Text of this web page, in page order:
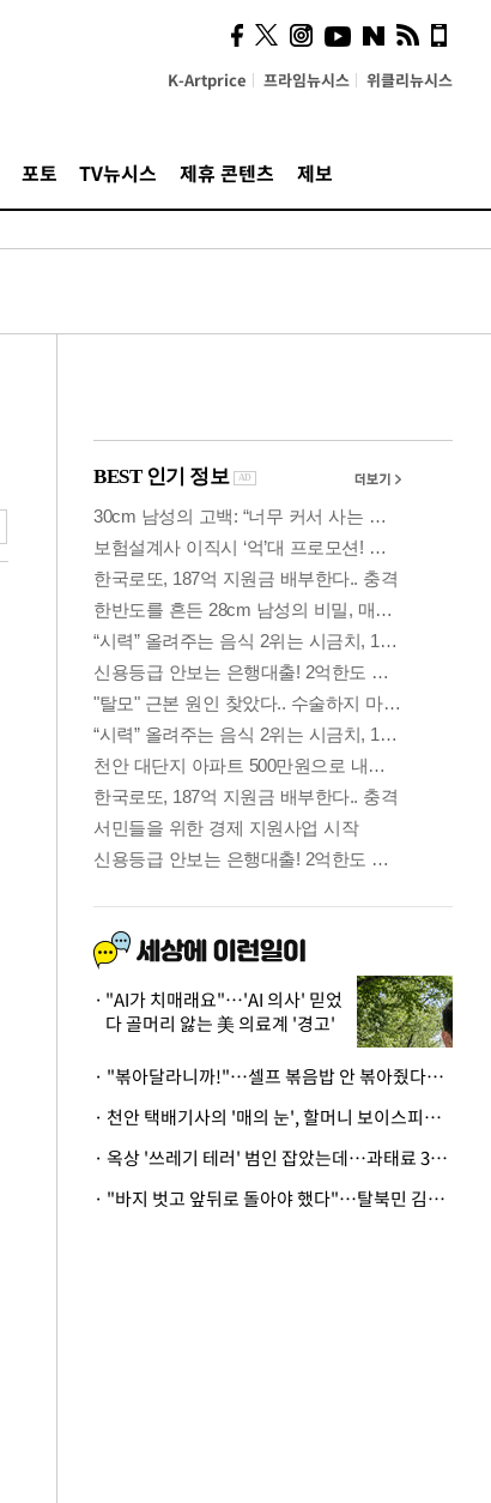
K-Artprice 프라임뉴시스 위클리뉴시스
포토 TV뉴시스 제휴 콘텐츠 제보
시, 스마트폰 액세서리에
NFC 더했다
"AI가 치매래요"…'AI 의사' 믿었
다 골머리 앓는 美 의료계 '경고'
· "볶아달라니까!"…셀프 볶음밥 안 볶아줬다고 사장 폭행한 손님
· 천안 택배기사의 '매의 눈', 할머니 보이스피싱 피해 막아
· 옥상 '쓰레기 테러' 범인 잡았는데…과태료 3만원 처분에 숙박업주 허탈
· "바지 벗고 앞뒤로 돌아야 했다"…탈북민 김서아, 기쁨조 검사 수치심 회상